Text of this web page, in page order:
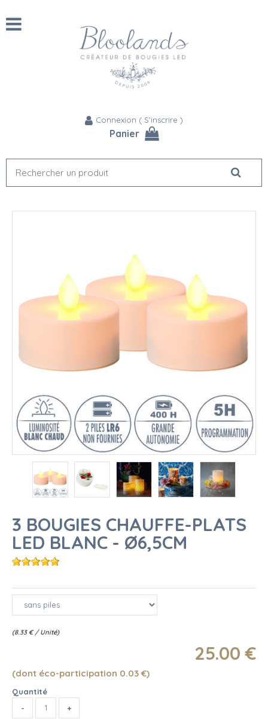
Connexion ( S'inscrire )
Panier
3 BOUGIES CHAUFFE-PLATS
LED BLANC - Ø6,5CM
(8.33 € / Unité)
25.00 €
(dont éco-participation 0.03 €)
Quantité